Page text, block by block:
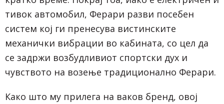
тивок автомобил, Ферари разви посебен
систем кој ги пренесува вистинските
механички вибрации во кабината, со цел да
се задржи возбудливиот спортски дух и
чувството на возење традиционално Ферари.
Како што му прилега на ваков бренд, овој